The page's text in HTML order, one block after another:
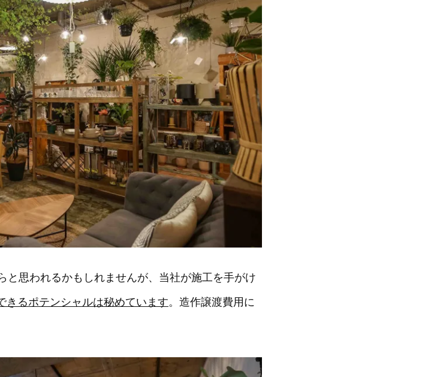
と思われるかもしれませんが、当社が施工を手がけ
きるポテンシャルは秘めています。造作譲渡費用に